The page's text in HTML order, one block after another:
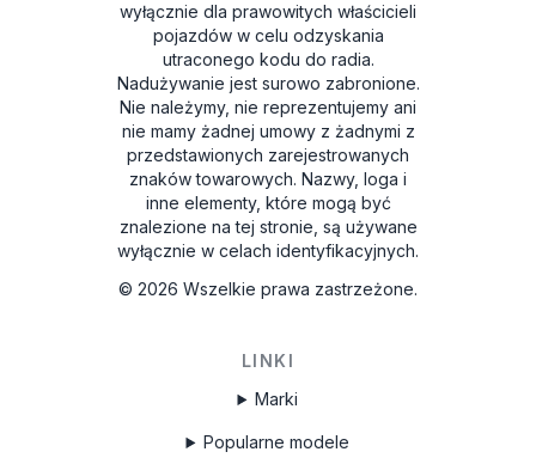
wyłącznie dla prawowitych właścicieli
pojazdów w celu odzyskania
utraconego kodu do radia.
Nadużywanie jest surowo zabronione.
Nie należymy, nie reprezentujemy ani
nie mamy żadnej umowy z żadnymi z
przedstawionych zarejestrowanych
znaków towarowych. Nazwy, loga i
inne elementy, które mogą być
znalezione na tej stronie, są używane
wyłącznie w celach identyfikacyjnych.
© 2026 Wszelkie prawa zastrzeżone.
LINKI
Marki
Popularne modele